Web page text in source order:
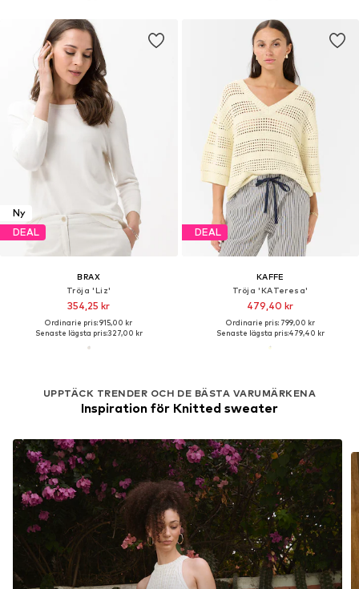
Ny
DEAL
BRAX
Tröja 'Liz'
354,25 kr
Ordinarie pris: 915,00 kr
Senaste lägsta pris:327,00 kr
UPPTÄCK TRENDER OCH DE BÄSTA VARUMÄRKENA
Inspiration för Knitted sweater
DEAL
KAFFE
Tröja 'KATeresa'
479,40 kr
Ordinarie pris: 799,00 kr
Senaste lägsta pris:479,40 kr